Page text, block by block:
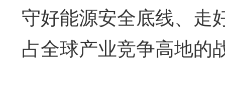
守好能源安全底线、走
占全球产业竞争高地的